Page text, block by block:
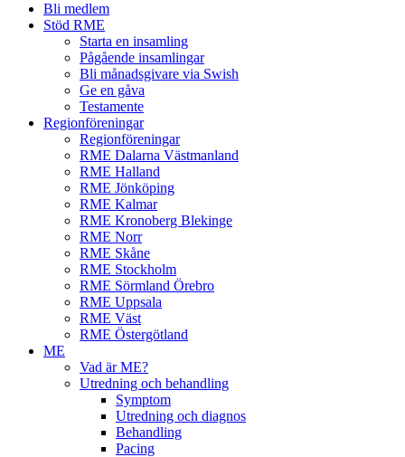
Bli medlem
Stöd RME
Starta en insamling
Pågående insamlingar
Bli månadsgivare via Swish
Ge en gåva
Testamente
Regionföreningar
Regionföreningar
RME Dalarna Västmanland
RME Halland
RME Jönköping
RME Kalmar
RME Kronoberg Blekinge
RME Norr
RME Skåne
RME Stockholm
RME Sörmland Örebro
RME Uppsala
RME Väst
RME Östergötland
ME
Vad är ME?
Utredning och behandling
Symptom
Utredning och diagnos
Behandling
Pacing